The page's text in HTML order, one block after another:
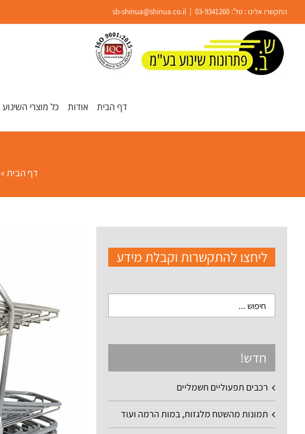
פתח סרגל נגישות
content
התקשרו אלינו : טל': 03-9341260
sb-shinua@shinua.co.il
דף הבית אודות כל מוצרי השינוע
דף הבית»
ליחצו להתקשרות וקבלת מידע
חדש!
רכבים תפעוליים חשמליים
תמונות מהשטח מלגזות, במות הרמה ועוד